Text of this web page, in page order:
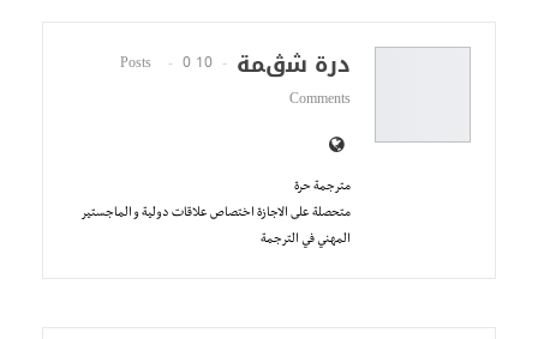
درة شڨمة 10 Posts
0
Comments
مترجمة حرة
متحصلة على الاجازة اختصاص علاقات دولية و الماجستير
المهني في الترجمة